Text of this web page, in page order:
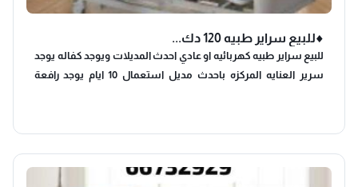
♦️للبيع سراير طبيه 120 دك...
للبيع سراير طبيه كهربائيه او عادي احدث المديلات ويوجد كفاله يوجد
سرير العنايه المركزه باحدث مديل استعمال 10 ايام يوجد رافعة
بانواع مختلفه لجميع الاحجام يوجد لدينا اجهزة مساج (سراير وكراسي
حراري اوعادي )